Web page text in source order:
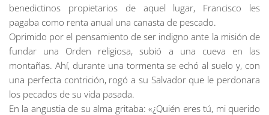
benedictinos propietarios de aquel lugar, Francisco les
pagaba como renta anual una canasta de pescado.
Oprimido por el pensamiento de ser indigno ante la misión de
fundar una Orden religiosa, subió a una cueva en las
montañas. Ahí, durante una tormenta se echó al suelo y, con
una perfecta contrición, rogó a su Salvador que le perdonara
los pecados de su vida pasada.
En la angustia de su alma gritaba: «¿Quién eres tú, mi querido